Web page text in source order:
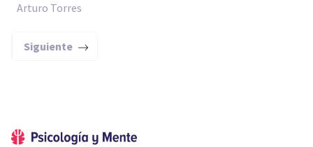
Arturo Torres
Siguiente